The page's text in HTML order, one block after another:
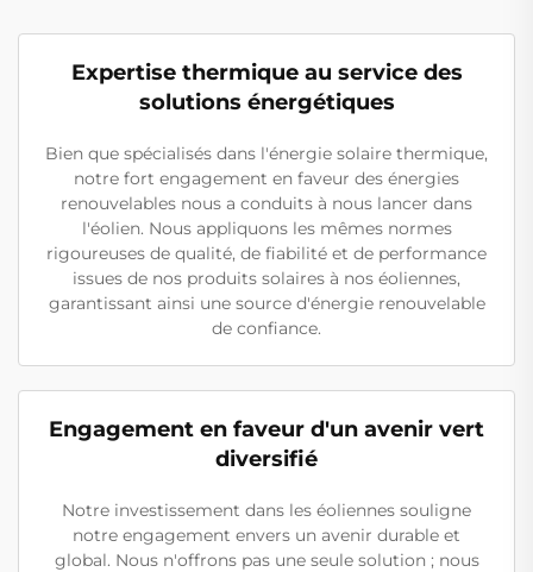
Expertise thermique au service des
solutions énergétiques
Bien que spécialisés dans l'énergie solaire thermique,
notre fort engagement en faveur des énergies
renouvelables nous a conduits à nous lancer dans
l'éolien. Nous appliquons les mêmes normes
rigoureuses de qualité, de fiabilité et de performance
issues de nos produits solaires à nos éoliennes,
garantissant ainsi une source d'énergie renouvelable
de confiance.
Engagement en faveur d'un avenir vert
diversifié
Notre investissement dans les éoliennes souligne
notre engagement envers un avenir durable et
global. Nous n'offrons pas une seule solution ; nous